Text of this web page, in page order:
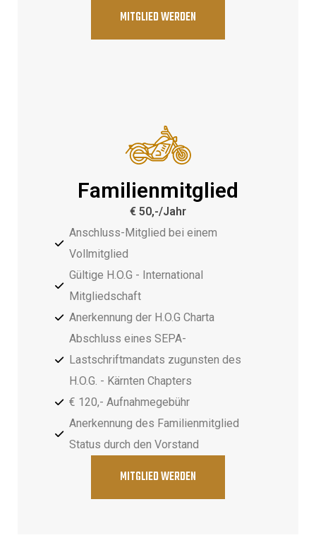
MITGLIED WERDEN
Familienmitglied
€ 50,-/Jahr
Anschluss-Mitglied bei einem
Vollmitglied
Gültige H.O.G - International
Mitgliedschaft
Anerkennung der H.O.G Charta
Abschluss eines SEPA-
Lastschriftmandats zugunsten des
H.O.G. - Kärnten Chapters
€ 120,- Aufnahmegebühr
Anerkennung des Familienmitglied
Status durch den Vorstand
MITGLIED WERDEN